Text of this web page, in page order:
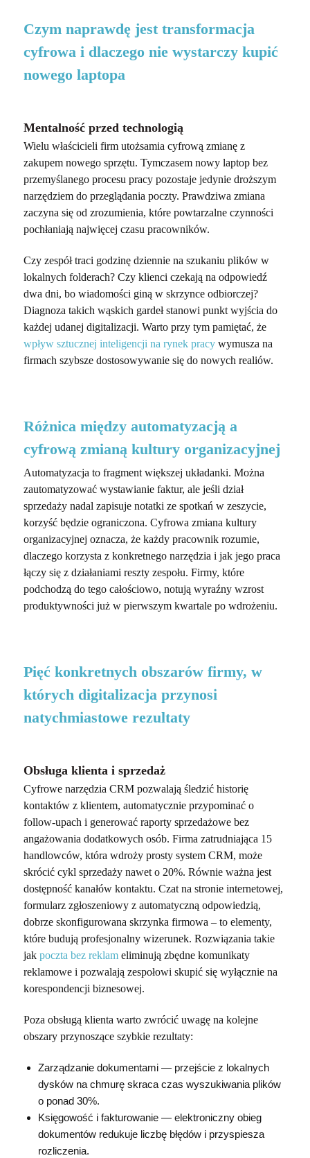
Czym naprawdę jest transformacja
cyfrowa i dlaczego nie wystarczy kupić
nowego laptopa
Mentalność przed technologią
Wielu właścicieli firm utożsamia cyfrową zmianę z
zakupem nowego sprzętu. Tymczasem nowy laptop bez
przemyślanego procesu pracy pozostaje jedynie droższym
narzędziem do przeglądania poczty. Prawdziwa zmiana
zaczyna się od zrozumienia, które powtarzalne czynności
pochłaniają najwięcej czasu pracowników.
Czy zespół traci godzinę dziennie na szukaniu plików w
lokalnych folderach? Czy klienci czekają na odpowiedź
dwa dni, bo wiadomości giną w skrzynce odbiorczej?
Diagnoza takich wąskich gardeł stanowi punkt wyjścia do
każdej udanej digitalizacji. Warto przy tym pamiętać, że
wpływ sztucznej inteligencji na rynek pracywymusza na
firmach szybsze dostosowywanie się do nowych realiów.
Różnica między automatyzacją a
cyfrową zmianą kultury organizacyjnej
Automatyzacja to fragment większej układanki. Można
zautomatyzować wystawianie faktur, ale jeśli dział
sprzedaży nadal zapisuje notatki ze spotkań w zeszycie,
korzyść będzie ograniczona. Cyfrowa zmiana kultury
organizacyjnej oznacza, że każdy pracownik rozumie,
dlaczego korzysta z konkretnego narzędzia i jak jego praca
łączy się z działaniami reszty zespołu. Firmy, które
podchodzą do tego całościowo, notują wyraźny wzrost
produktywności już w pierwszym kwartale po wdrożeniu.
Pięć konkretnych obszarów firmy, w
których digitalizacja przynosi
natychmiastowe rezultaty
Obsługa klienta i sprzedaż
Cyfrowe narzędzia CRM pozwalają śledzić historię
kontaktów z klientem, automatycznie przypominać o
follow-upach i generować raporty sprzedażowe bez
angażowania dodatkowych osób. Firma zatrudniająca 15
handlowców, która wdroży prosty system CRM, może
skrócić cykl sprzedaży nawet o 20%. Równie ważna jest
dostępność kanałów kontaktu. Czat na stronie internetowej,
formularz zgłoszeniowy z automatyczną odpowiedzią,
dobrze skonfigurowana skrzynka firmowa – to elementy,
które budują profesjonalny wizerunek. Rozwiązania takie
jak poczta bez reklameliminują zbędne komunikaty
reklamowe i pozwalają zespołowi skupić się wyłącznie na
korespondencji biznesowej.
Poza obsługą klienta warto zwrócić uwagę na kolejne
obszary przynoszące szybkie rezultaty:
Zarządzanie dokumentami—przejście z lokalnych
dysków na chmurę skraca czas wyszukiwania plików
o ponad 30%.
Księgowość i fakturowanie— elektroniczny obieg
dokumentów redukuje liczbę błędów i przyspiesza
rozliczenia.